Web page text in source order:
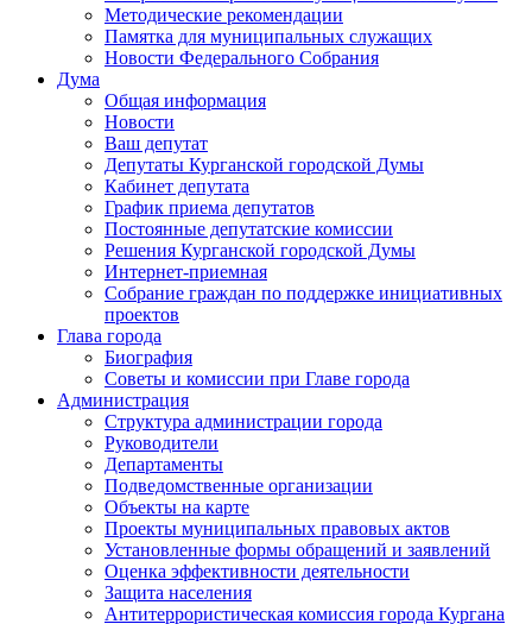
Методические рекомендации
Памятка для муниципальных служащих
Новости Федерального Cобрания
Дума
Общая информация
Новости
Ваш депутат
Депутаты Курганской городской Думы
Кабинет депутата
График приема депутатов
Постоянные депутатские комиссии
Решения Курганской городской Думы
Интернет-приемная
Собрание граждан по поддержке инициативных
проектов
Глава города
Биография
Советы и комиссии при Главе города
Администрация
Структура администрации города
Руководители
Департаменты
Подведомственные организации
Объекты на карте
Проекты муниципальных правовых актов
Установленные формы обращений и заявлений
Оценка эффективности деятельности
Защита населения
Антитеррористическая комиссия города Кургана